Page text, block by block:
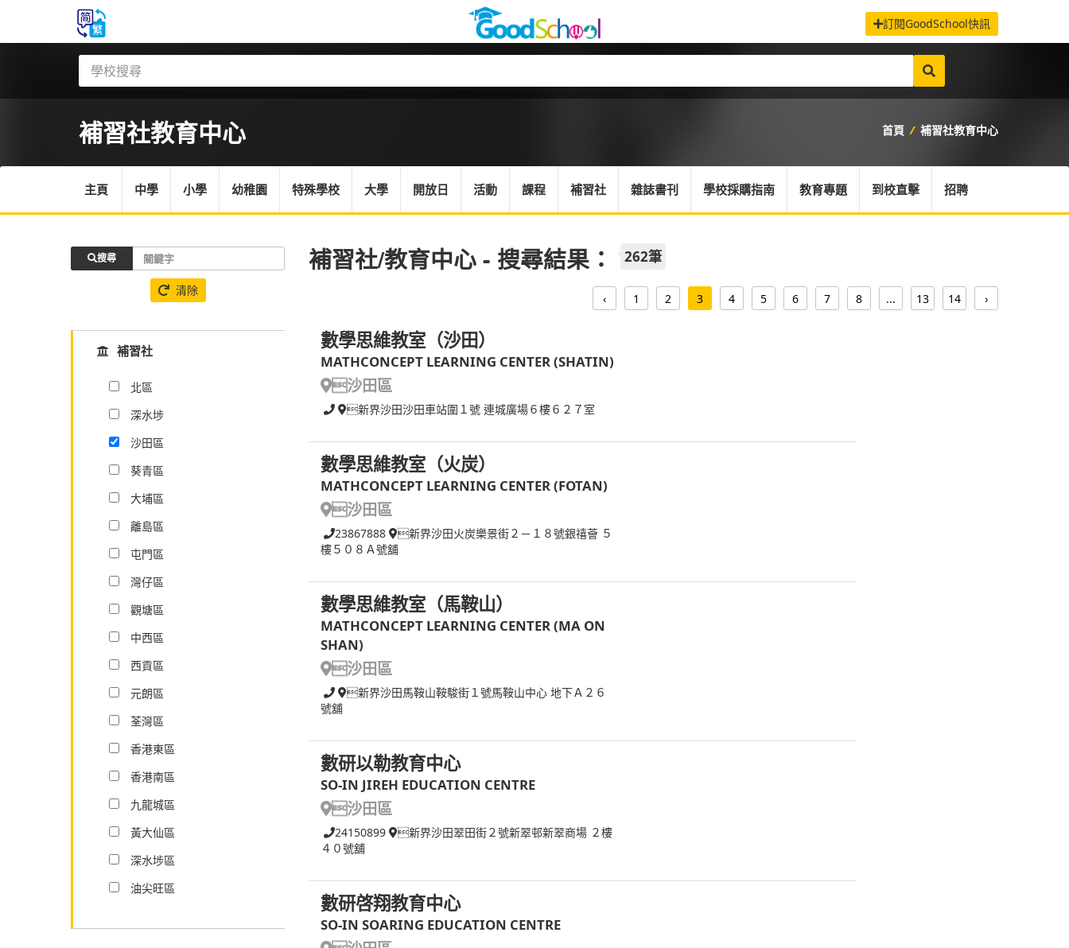
訂閱GoodSchool快訊
補習社教育中心 首頁 / 補習社教育中心
主頁 中學 小學 幼稚園 特殊學校 大學 開放日 活動 課程 補習社 雜誌書刊 學校採購指南 教育專題 到校直擊 招聘
補習社/教育中心 - 搜尋結果： 262筆
‹ 1 2 3 4 5 6 7 8 ... 13 14 ›
數學思維教室（沙田）
MATHCONCEPT LEARNING CENTER (SHATIN)
沙田區
新界沙田沙田車站圍１號 連城廣場６樓６２７室
數學思維教室（火炭）
MATHCONCEPT LEARNING CENTER (FOTAN)
沙田區
23867888
新界沙田火炭樂景街２－１８號銀禧薈 ５
樓５０８Ａ號舖
數學思維教室（馬鞍山）
MATHCONCEPT LEARNING CENTER (MA ON
SHAN)
沙田區
新界沙田馬鞍山鞍駿街１號馬鞍山中心 地下Ａ２６
號舖
數研以勒教育中心
SO-IN JIREH EDUCATION CENTRE
沙田區
24150899
新界沙田翠田街２號新翠邨新翠商場 ２樓
４０號舖
數研啓翔教育中心
SO-IN SOARING EDUCATION CENTRE
搜尋
清除
補習社
北區
深水埗
沙田區
葵青區
大埔區
離島區
屯門區
灣仔區
觀塘區
中西區
西貢區
元朗區
荃灣區
香港東區
香港南區
九龍城區
黃大仙區
深水埗區
油尖旺區